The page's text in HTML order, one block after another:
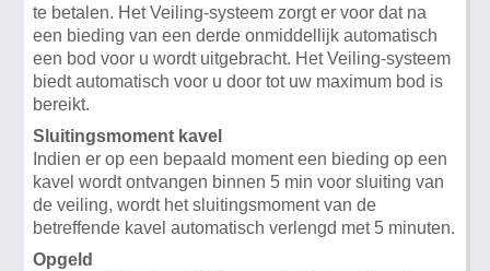
te betalen. Het Veiling-systeem zorgt er voor dat na
een bieding van een derde onmiddellijk automatisch
een bod voor u wordt uitgebracht. Het Veiling-systeem
biedt automatisch voor u door tot uw maximum bod is
bereikt.
Sluitingsmoment kavel
Indien er op een bepaald moment een bieding op een
kavel wordt ontvangen binnen 5 min voor sluiting van
de veiling, wordt het sluitingsmoment van de
betreffende kavel automatisch verlengd met 5 minuten.
Opgeld